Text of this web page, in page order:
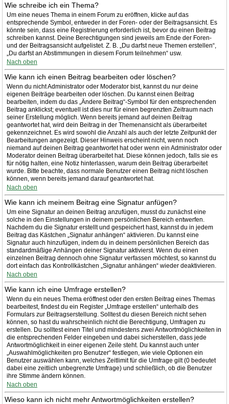
Wie schreibe ich ein Thema?
Um eine neues Thema in einem Forum zu eröffnen, klicke auf das
entsprechende Symbol, entweder in der Foren- oder der Beitragsansicht. Es
könnte sein, dass eine Registrierung erforderlich ist, bevor du einen Beitrag
schreiben kannst. Deine Berechtigungen sind jeweils am Ende der Foren-
und der Beitragsansicht aufgelistet. Z. B. „Du darfst neue Themen erstellen“,
„Du darfst an Abstimmungen in diesem Forum teilnehmen“ usw.
Nach oben
Wie kann ich einen Beitrag bearbeiten oder löschen?
Wenn du nicht Administrator oder Moderator bist, kannst du nur deine
eigenen Beiträge bearbeiten oder löschen. Du kannst einen Beitrag
bearbeiten, indem du das „Ändere Beitrag“-Symbol für den entsprechenden
Beitrag anklickst; eventuell ist dies nur für einen begrenzten Zeitraum nach
seiner Erstellung möglich. Wenn bereits jemand auf deinen Beitrag
geantwortet hat, wird dein Beitrag in der Themenansicht als überarbeitet
gekennzeichnet. Es wird sowohl die Anzahl als auch der letzte Zeitpunkt der
Bearbeitungen angezeigt. Dieser Hinweis erscheint nicht, wenn noch
niemand auf deinen Beitrag geantwortet hat oder wenn ein Administrator oder
Moderator deinen Beitrag überarbeitet hat. Diese können jedoch, falls sie es
für nötig halten, eine Notiz hinterlassen, warum dein Beitrag überarbeitet
wurde. Bitte beachte, dass normale Benutzer einen Beitrag nicht löschen
können, wenn bereits jemand darauf geantwortet hat.
Nach oben
Wie kann ich meinem Beitrag eine Signatur anfügen?
Um eine Signatur an deinen Beitrag anzufügen, musst du zunächst eine
solche in den Einstellungen in deinem persönlichen Bereich entwerfen.
Nachdem du die Signatur erstellt und gespeichert hast, kannst du in jedem
Beitrag das Kästchen „Signatur anhängen“ aktivieren. Du kannst eine
Signatur auch hinzufügen, indem du in deinem persönlichen Bereich das
standardmäßige Anhängen deiner Signatur aktivierst. Wenn du einen
einzelnen Beitrag dennoch ohne Signatur verfassen möchtest, so kannst du
dort einfach das Kontrollkästchen „Signatur anhängen“ wieder deaktivieren.
Nach oben
Wie kann ich eine Umfrage erstellen?
Wenn du ein neues Thema eröffnest oder den ersten Beitrag eines Themas
bearbeitest, findest du ein Register „Umfrage erstellen“ unterhalb des
Formulars zur Beitragserstellung. Solltest du diesen Bereich nicht sehen
können, so hast du wahrscheinlich nicht die Berechtigung, Umfragen zu
erstellen. Du solltest einen Titel und mindestens zwei Antwortmöglichkeiten in
die entsprechenden Felder eingeben und dabei sicherstellen, dass jede
Antwortmöglichkeit in einer eigenen Zeile steht. Du kannst auch unter
„Auswahlmöglichkeiten pro Benutzer“ festlegen, wie viele Optionen ein
Benutzer auswählen kann, welches Zeitlimit für die Umfrage gilt (0 bedeutet
dabei eine zeitlich unbegrenzte Umfrage) und schließlich, ob die Benutzer
ihre Stimme ändern können.
Nach oben
Wieso kann ich nicht mehr Antwortmöglichkeiten erstellen?